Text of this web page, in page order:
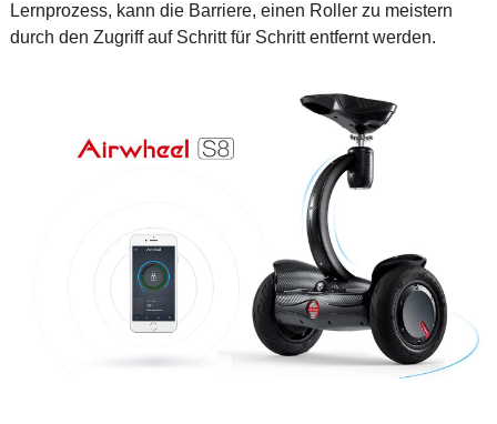
Lernprozess, kann die Barriere, einen Roller zu meistern
durch den Zugriff auf Schritt für Schritt entfernt werden.